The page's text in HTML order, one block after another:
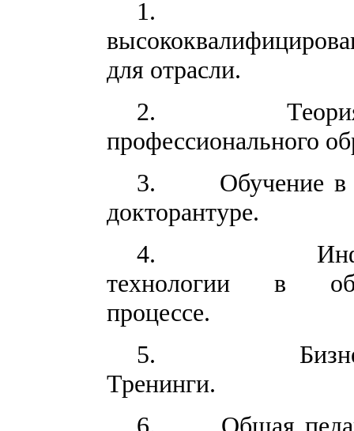
1.
для отрасли.
2.
профессионального
3.
Обучение в
докторантуре.
4.
технологии в
процессе.
5.
Тренинги.